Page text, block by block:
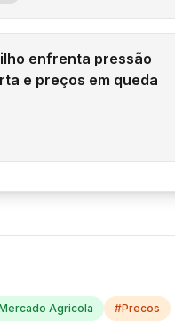
enfrenta pressão
e preços em queda
Agricola #Precos